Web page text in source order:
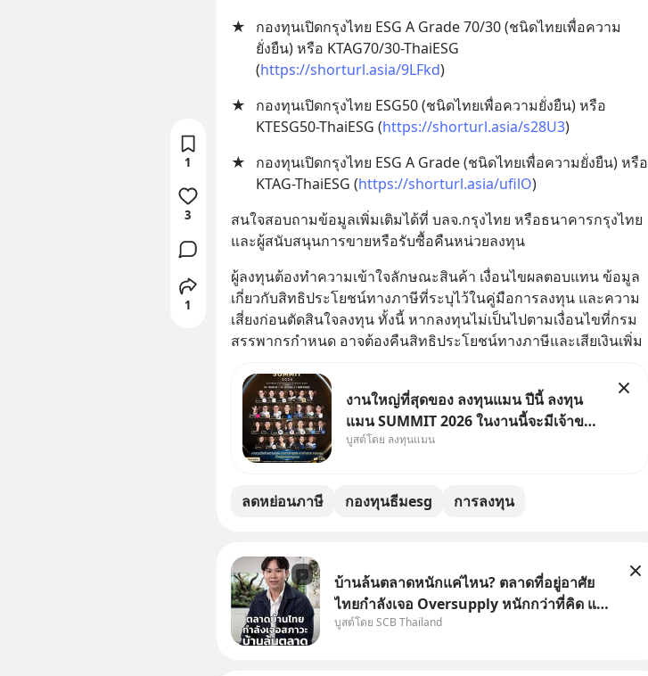
★
กองทุนเปิดกรุงไทย ESG A Grade 70/30 (ชนิดไทยเพื่อความ
ยั่งยืน) หรือ KTAG70/30-ThaiESG
(https://shorturl.asia/9LFkd)
★
กองทุนเปิดกรุงไทย ESG50 (ชนิดไทยเพื่อความยั่งยืน) หรือ
KTESG50-ThaiESG (https://shorturl.asia/s28U3)
★
กองทุนเปิดกรุงไทย ESG A Grade (ชนิดไทยเพื่อความยั่งยืน) หรือ
KTAG-ThaiESG (https://shorturl.asia/ufilO)
สนใจสอบถามข้อมูลเพิ่มเติมได้ที่ บลจ.กรุงไทย หรือธนาคารกรุงไทย
และผู้สนับสนุนการขายหรือรับซื้อคืนหน่วยลงทุน
ผู้ลงทุนต้องทำความเข้าใจลักษณะสินค้า เงื่อนไขผลตอบแทน ข้อมูล
เกี่ยวกับสิทธิประโยชน์ทางภาษีที่ระบุไว้ในคู่มือการลงทุน และความ
เสี่ยงก่อนตัดสินใจลงทุน ทั้งนี้ หากลงทุนไม่เป็นไปตามเงื่อนไขที่กรม
สรรพากรกำหนด อาจต้องคืนสิทธิประโยชน์ทางภาษีและเสียเงินเพิ่ม
งานใหญ่ที่สุดของ ลงทุนแมน ปีนี้ ลงทุน
แมน SUMMIT 2026 ในงานนี้จะมีเจ้าของ
ธุรกิจ Dr.PONG, หมึกกรุบ, Srichand,
ความรู้การสร้างธุรกิจ
บูสต์โดย ลงทุนแมน
ลดหย่อนภาษี กองทุนธีมesg การลงทุน
1
3
1
บ้านล้นตลาดหนักแค่ไหน? ตลาดที่อยู่อาศัย
ไทยกำลังเจอ Oversupply หนักกว่าที่คิด และ
ปัญหานี้อาจไม่ได้จบแค่เรื่องเศรษฐกิจ
บูสต์โดย SCB Thailand